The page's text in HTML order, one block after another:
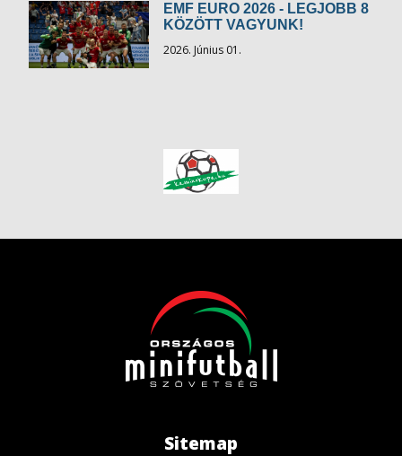
EMF EURO 2026 - LEGJOBB 8
KÖZÖTT VAGYUNK!
2026. Június 01.
Sitemap